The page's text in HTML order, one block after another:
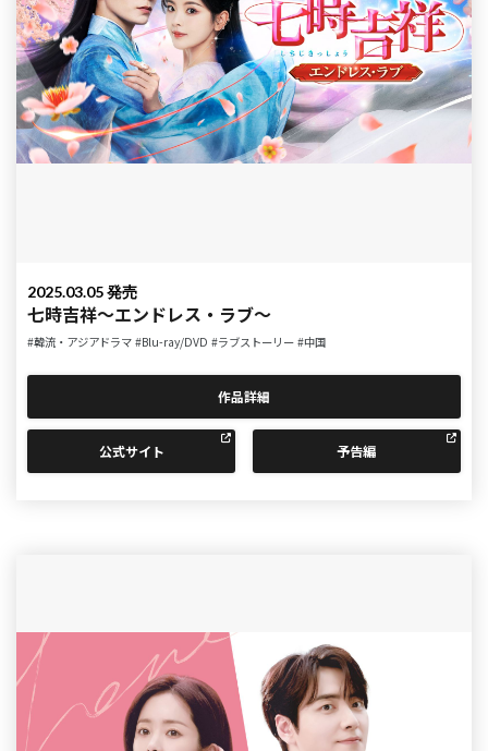
2025.03.05 発売
七時吉祥～エンドレス・ラブ～
#韓流・アジアドラマ #Blu-ray/DVD #ラブストーリー #中国
作品詳細
公式サイト 予告編